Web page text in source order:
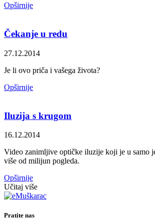
Opširnije
Čekanje u redu
27.12.2014
Je li ovo priča i vašega života?
Opširnije
Iluzija s krugom
16.12.2014
Video zanimljive optičke iluzije koji je u samo
više od milijun pogleda.
Opširnije
Učitaj više
Pratite nas